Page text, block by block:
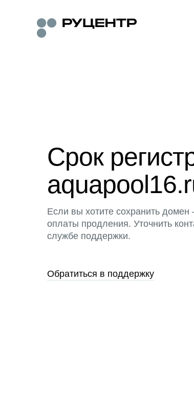
Срок
Если вы хотите сохранить
оплаты продления. Уточнить
службе поддержки.
Обратиться в поддержку